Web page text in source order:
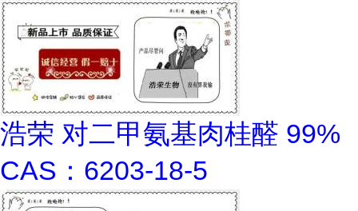
浩荣 对二甲氨基肉桂醛 99%
CAS：6203-18-5